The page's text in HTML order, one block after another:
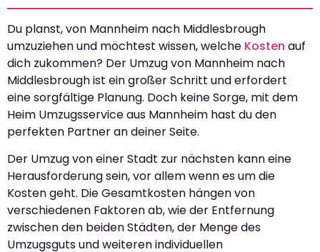
Du planst, von Mannheim nach Middlesbrough
umzuziehen und möchtest wissen, welche Kosten auf
dich zukommen? Der Umzug von Mannheim nach
Middlesbrough ist ein großer Schritt und erfordert
eine sorgfältige Planung. Doch keine Sorge, mit dem
Heim Umzugsservice aus Mannheim hast du den
perfekten Partner an deiner Seite.
Der Umzug von einer Stadt zur nächsten kann eine
Herausforderung sein, vor allem wenn es um die
Kosten geht. Die Gesamtkosten hängen von
verschiedenen Faktoren ab, wie der Entfernung
zwischen den beiden Städten, der Menge des
Umzugsguts und weiteren individuellen